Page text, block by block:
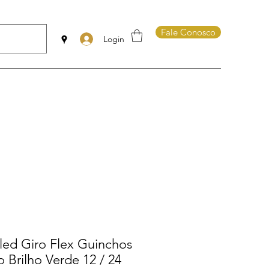
Login
Fale Conosco
Giro Flex Guinchos
Brilho Verde 12 / 24